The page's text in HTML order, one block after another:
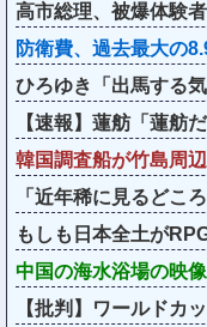
高市総理、被爆体験
防衛費、過去最大の
ひろゆき「出馬する
【速報】蓮舫「蓮舫
韓国調査船が竹島周
「近年稀に見るどこ
もしも日本全土が
中国の海水浴場の映
【批判】ワールドカ